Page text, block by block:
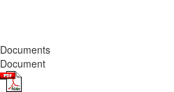
Documents
Document